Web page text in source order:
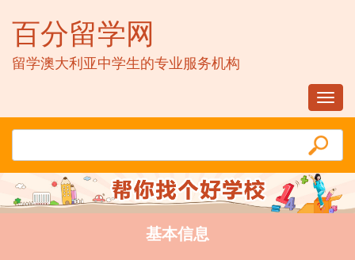
百分留学网
留学澳大利亚中学生的专业服务机构
基本信息